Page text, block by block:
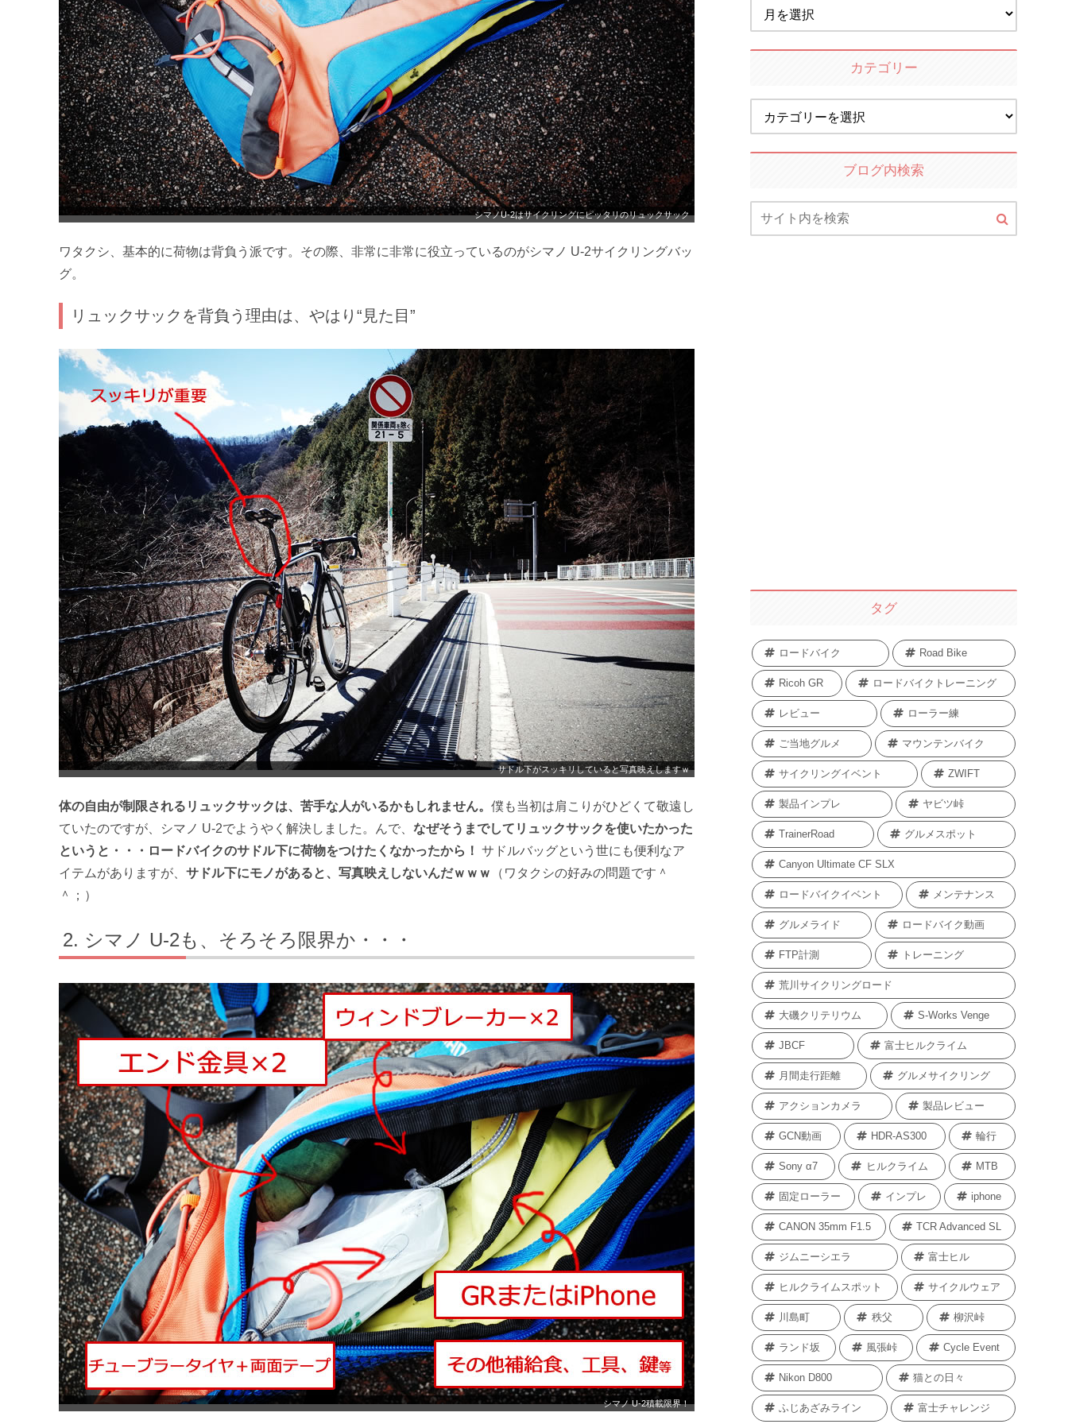
シマノU-2はサイクリングにピッタリのリュックサック
ワタクシ、基本的に荷物は背負う派です。その際、非常に非常に役立っているのがシマノ U-2サイクリングバッ
グ。
リュックサックを背負う理由は、やはり“見た目”
サドル下がスッキリしていると写真映えしますｗ
体の自由が制限されるリュックサックは、苦手な人がいるかもしれません。 僕も当初は肩こりがひどくて敬遠し
ていたのですが、シマノ U-2でようやく解決しました。んで、 なぜそうまでしてリュックサックを使いたかった
というと・・・ロードバイクのサドル下に荷物をつけたくなかったから！ サドルバッグという世にも便利なア
イテムがありますが、 サドル下にモノがあると、写真映えしないんだｗｗｗ
（ワタクシの好みの問題です＾
＾；）
シマノ U-2も、そろそろ限界か・・・
シマノ U-2積載限界！
カテゴリー
ブログ内検索
タグ
ロードバイク Road Bike
Ricoh GR ロードバイクトレーニング
レビュー ローラー練
ご当地グルメ マウンテンバイク
サイクリングイベント ZWIFT
製品インプレ ヤビツ峠
TrainerRoad グルメスポット
Canyon Ultimate CF SLX
ロードバイクイベント メンテナンス
グルメライド ロードバイク動画
FTP計測 トレーニング
荒川サイクリングロード
大磯クリテリウム S-Works Venge
JBCF 富士ヒルクライム
月間走行距離 グルメサイクリング
アクションカメラ 製品レビュー
GCN動画 HDR-AS300 輪行
Sony α7 ヒルクライム MTB
固定ローラー インプレ iphone
CANON 35mm F1.5 TCR Advanced SL
ジムニーシエラ 富士ヒル
ヒルクライムスポット サイクルウェア
川島町 秩父 柳沢峠
ランド坂 風張峠 Cycle Event
Nikon D800 猫との日々
ふじあざみライン 富士チャレンジ